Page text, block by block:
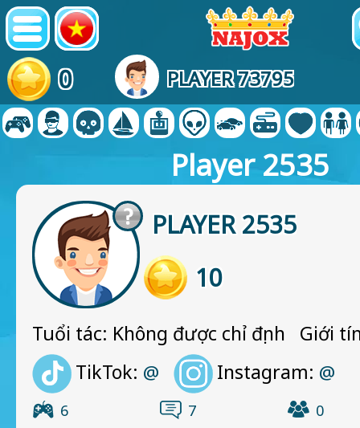
0 PLAYER 73795
Player 2535
PLAYER 2535
10
Tuổi tác: Không được chỉ định Giới
TikTok: @ Instagram: @
6 7 0